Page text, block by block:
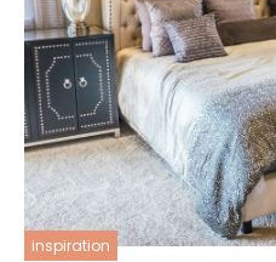
inspiration